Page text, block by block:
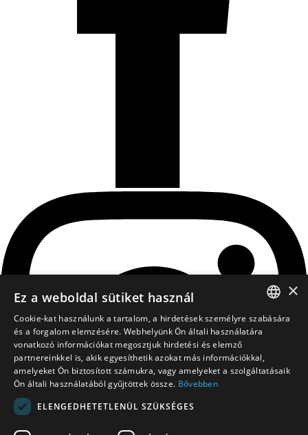
HUNGARIAN
×
Ez a weboldal sütiket használ
Cookie-kat használunk a tartalom, a hirdetések személyre szabására
és a forgalom elemzésére. Webhelyünk Ön általi használatára
vonatkozó információkat megosztjuk hirdetési és elemző
partnereinkkel is, akik egyesíthetik azokat más információkkal,
amelyeket Ön biztosított számukra, vagy amelyeket a szolgáltatásaik
Ön általi használatából gyűjtöttek össze. Bővebben
ELENGEDHETETLENÜL SZÜKSÉGES